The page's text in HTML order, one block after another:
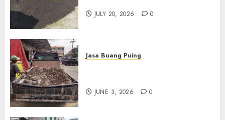
JULY 20, 2026 0
Jasa Buang Puing
JUNE 3, 2026 0